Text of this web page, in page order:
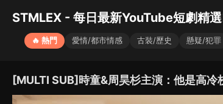
STMLEX - 每日最新YouTube短劇精選
🔥 熱門 愛情/都市情感 古裝/歷史 懸疑/犯罪
[MULTI SUB]時童&周昊杉主演：他是高